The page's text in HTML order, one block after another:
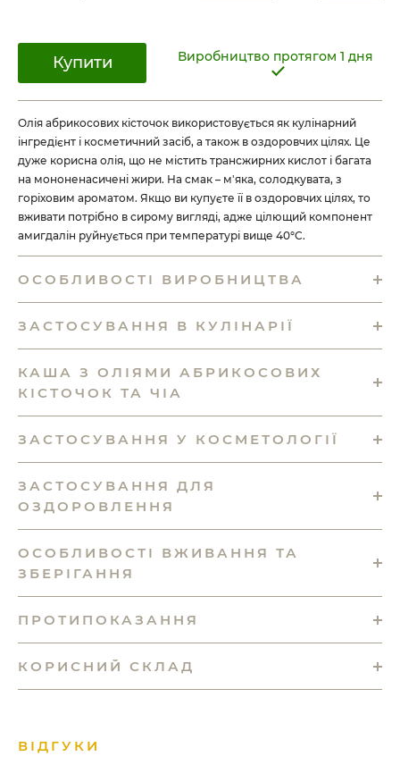
Олія абрикосових кісточок використовується як кулінарний
інгредієнт і косметичний засіб, а також в оздоровчих цілях. Це
дуже корисна олія, що не містить трансжирних кислот і багата
на мононенасичені жири. На смак – м'яка, солодкувата, з
горіховим ароматом. Якщо ви купуєте її в оздоровчих цілях, то
вживати потрібно в сирому вигляді, адже цілющий компонент
амигдалін руйнується при температурі вище 40°C.
ОСОБЛИВОСТІ ВИРОБНИЦТВА
ЗАСТОСУВАННЯ В КУЛІНАРІЇ
КАША З ОЛІЯМИ АБРИКОСОВИХ
КІСТОЧОК ТА ЧІА
ЗАСТОСУВАННЯ У КОСМЕТОЛОГІЇ
ЗАСТОСУВАННЯ ДЛЯ
ОЗДОРОВЛЕННЯ
Купити Виробництво протягом 1 дня
ОСОБЛИВОСТІ ВЖИВАННЯ ТА
ЗБЕРІГАННЯ
ПРОТИПОКАЗАННЯ
КОРИСНИЙ СКЛАД
ВІДГУКИ